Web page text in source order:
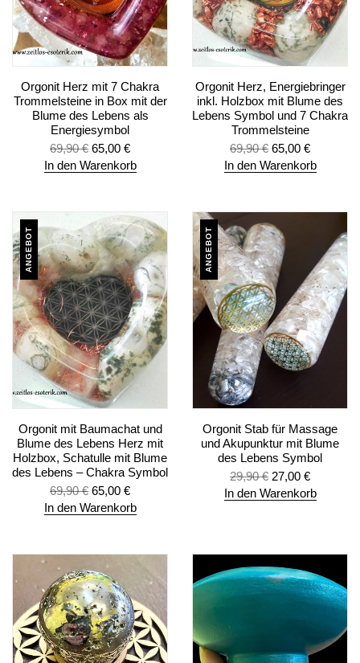
Orgonit Herz mit 7 Chakra
Trommelsteine in Box mit der
Blume des Lebens als
Energiesymbol
69,90€ 65,00 €
In den Warenkorb
Orgonit Herz, Energiebringer
inkl. Holzbox mit Blume des
Lebens Symbol und 7 Chakra
Trommelsteine
69,90€ 65,00 €
In den Warenkorb
ANGEBOT
Orgonit mit Baumachat und
Blume des Lebens Herz mit
Holzbox, Schatulle mit Blume
des Lebens – Chakra Symbol
69,90€ 65,00 €
In den Warenkorb
ANGEBOT
Orgonit Stab für Massage
und Akupunktur mit Blume
des Lebens Symbol
29,90€ 27,00 €
In den Warenkorb